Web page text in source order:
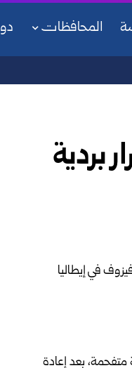
المحافظات
بردية
بعد إعادة